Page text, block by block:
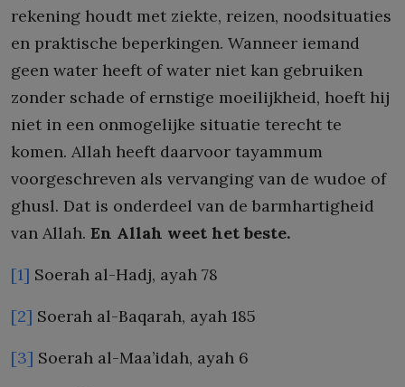
rekening houdt met ziekte, reizen, noodsituaties
en praktische beperkingen. Wanneer iemand
geen water heeft of water niet kan gebruiken
zonder schade of ernstige moeilijkheid, hoeft hij
niet in een onmogelijke situatie terecht te
komen. Allah heeft daarvoor tayammum
voorgeschreven als vervanging van de wudoe of
ghusl. Dat is onderdeel van de barmhartigheid
van Allah. En Allah weet het beste.
[1] Soerah al-Hadj, ayah 78
[2] Soerah al-Baqarah, ayah 185
[3] Soerah al-Maa’idah, ayah 6